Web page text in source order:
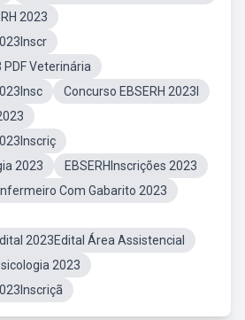
2023
PDF Veterinária
Concurso EBSERH 2023I
2023
EBSERHInscrições 2023
Com Gabarito 2023
2023Edital Área Assistencial
2023